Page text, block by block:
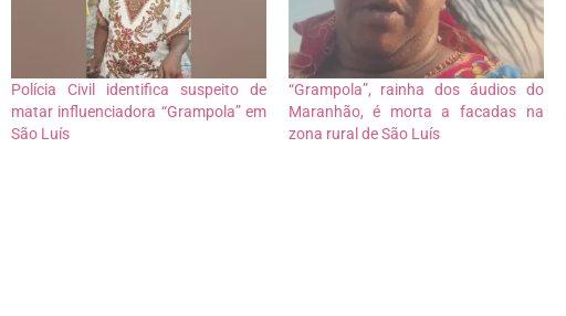
Polícia Civil identifica suspeito de
matar influenciadora “Grampola” em
São Luís
“Grampola”, rainha dos áudios do
Maranhão, é morta a facadas na
zona rural de São Luís